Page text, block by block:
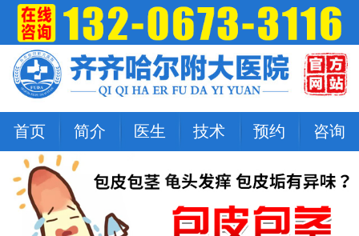
首页 简介 医生 技术 预约 咨询